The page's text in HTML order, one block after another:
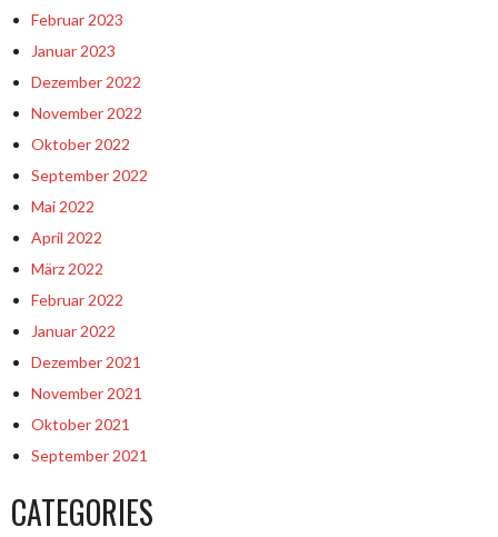
Februar 2023
Januar 2023
Dezember 2022
November 2022
Oktober 2022
September 2022
Mai 2022
April 2022
März 2022
Februar 2022
Januar 2022
Dezember 2021
November 2021
Oktober 2021
September 2021
CATEGORIES